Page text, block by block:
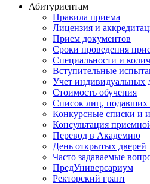
Абитуриентам
Правила приема
Лицензия и
Прием документов
Сроки проведения
Специальности и
Вступительные
Учет индивидуальных
Стоимость обучения
Список лиц, подавших
Конкурсные списки и
Консультация
Перевод в Академию
День открытых дверей
Часто задаваемые
ПредУниверсариум
Ректорский грант